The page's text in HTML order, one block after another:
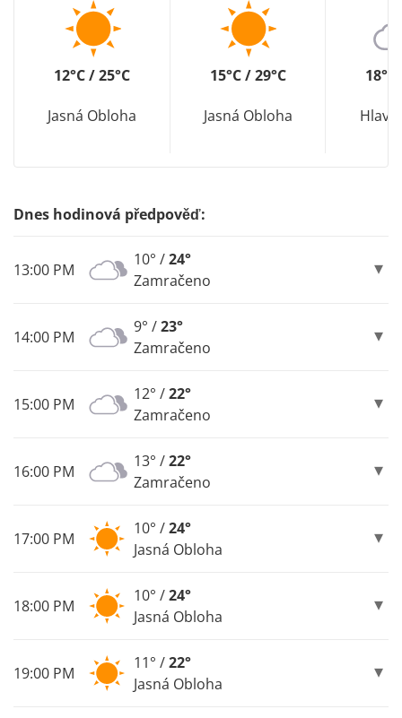
12°C / 25°C
Jasná Obloha
15°C / 29°C
Jasná Obloha
18°C
Dnes hodinová předpověď:
13:00 PM
10° /24°
Zamračeno
14:00 PM
9° /23°
Zamračeno
15:00 PM
12° /22°
Zamračeno
16:00 PM
13° /22°
Zamračeno
17:00 PM
10° /24°
Jasná Obloha
18:00 PM
10° /24°
Jasná Obloha
19:00 PM
11° /22°
Jasná Obloha